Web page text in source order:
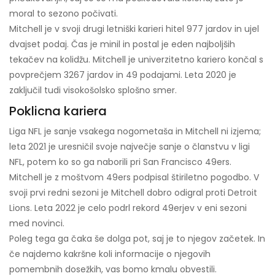
moral to sezono počivati.
Mitchell je v svoji drugi letniški karieri hitel 977 jardov in ujel
dvajset podaj. Čas je minil in postal je eden najboljših
tekačev na kolidžu. Mitchell je univerzitetno kariero končal s
povprečjem 3267 jardov in 49 podajami. Leta 2020 je
zaključil tudi visokošolsko splošno smer.
Poklicna kariera
Liga NFL je sanje vsakega nogometaša in Mitchell ni izjema;
leta 2021 je uresničil svoje največje sanje o članstvu v ligi
NFL, potem ko so ga naborili pri San Francisco 49ers.
Mitchell je z moštvom 49ers podpisal štiriletno pogodbo. V
svoji prvi redni sezoni je Mitchell dobro odigral proti Detroit
Lions. Leta 2022 je celo podrl rekord 49erjev v eni sezoni
med novinci.
Poleg tega ga čaka še dolga pot, saj je to njegov začetek. In
če najdemo kakršne koli informacije o njegovih
pomembnih dosežkih, vas bomo kmalu obvestili.